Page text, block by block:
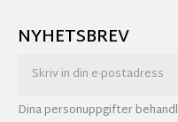
NYHETSBREV
Dina personuppgifter